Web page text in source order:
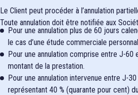
Le Client peut procéder à l’annulation
Toute annulation doit être notifiée aux
Pour une annulation plus de 60 jours
le cas d’une étude commerciale
Pour une annulation comprise entre J-
montant de la prestation.
Pour une annulation intervenue entre J-
représentant 40 % (quarante pour cent)